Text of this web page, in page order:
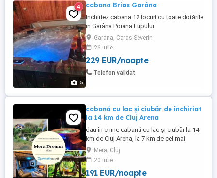
5
4 cabana Brias Garâna
Inchiriez cabana 12 locuri cu toate dotările
in Garâna Poiana Lupului
Garana, Caras-Severin
26 iulie
229 EUR/noapte
Telefon validat
cabană cu lac și ciubăr de închiriat
la 14 km de Cluj Arena
dau în chirie cabană cu lac și ciubăr la 14
km de Cluj Arena, la 7 km de cel mai
frumos spa Sungarden , la 2 km de GO
cart Cluj, cabană este dotată cu lac privat,
ciubăr premium cu hidromasaj,aeromasaj
și led ,masă de biliard și Ping-pong,
Mera, Cluj
20 iulie
191 EUR/noapte